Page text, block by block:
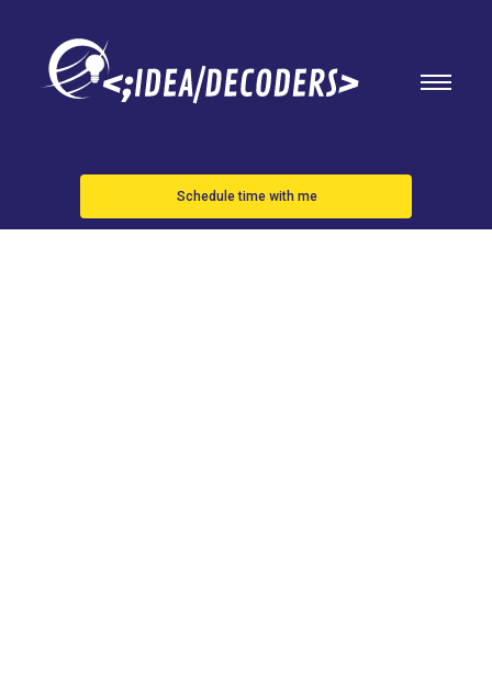
Schedule time with me
Gonzalo